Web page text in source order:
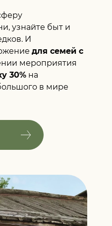
узнайте быт и
И
для семей с
мероприятия
30% на
в мире